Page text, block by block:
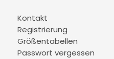
Kontakt
Registrierung
Größentabellen
Passwort vergessen